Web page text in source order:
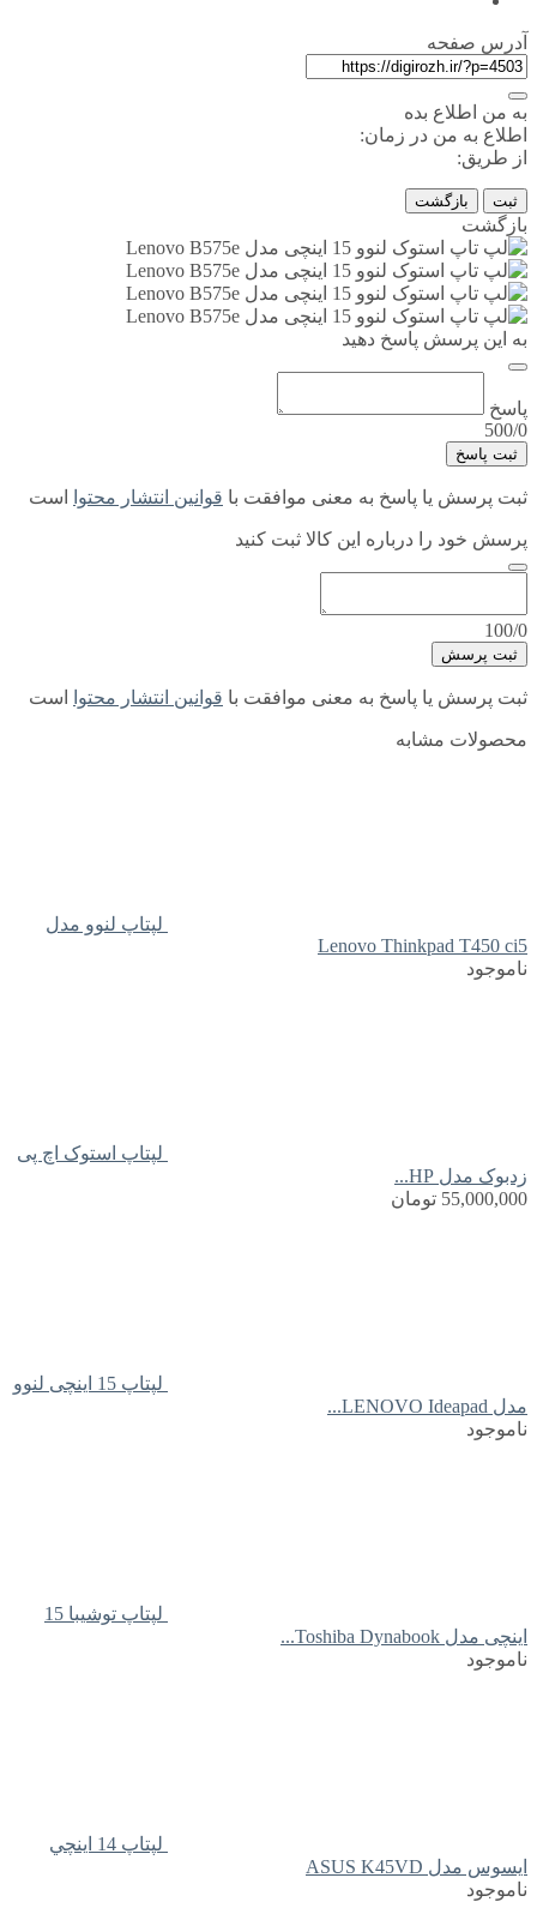
آدرس صفحه
به من اطلاع بده
اطلاع به من در زمان:
از طریق:
ثبت بازگشت
بازگشت
به این پرسش پاسخ دهید
پاسخ
500/0
ثبت پاسخ
ثبت پرسش یا پاسخ به معنی موافقت با قوانین انتشار محتوا است
پرسش خود را درباره این کالا ثبت کنید
100/0
ثبت پرسش
ثبت پرسش یا پاسخ به معنی موافقت با قوانین انتشار محتوا است
محصولات مشابه
لپتاپ لنوو مدل
Lenovo Thinkpad T450 ci5
ناموجود
لپتاپ استوک اچ پی
زدبوک مدل HP...
55,000,000 تومان
لپتاپ 15 اینچی لنوو
مدل LENOVO Ideapad...
ناموجود
لپتاپ توشیبا 15
اینچی مدل Toshiba Dynabook...
ناموجود
لپتاپ 14 اينچي
ايسوس مدل ASUS K45VD
ناموجود